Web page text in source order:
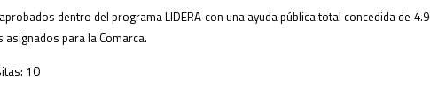
dentro del programa LIDERA con una ayuda pública total concedida de
asignados para la Comarca.
10